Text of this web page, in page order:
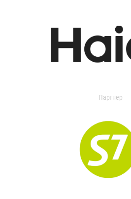
Партнер